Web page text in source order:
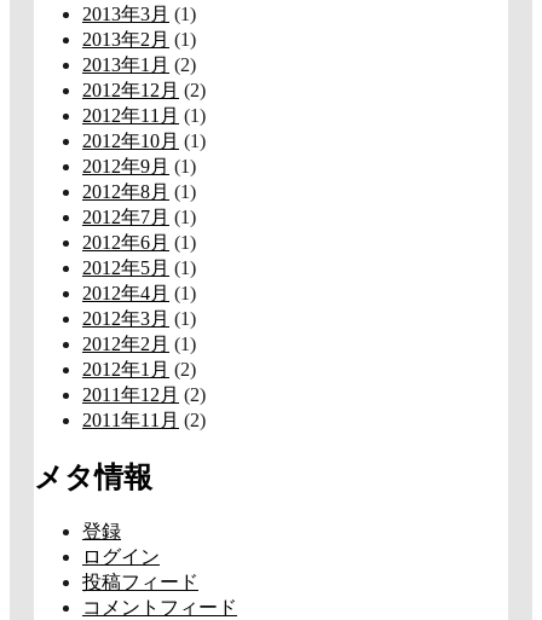
2013年3月 (1)
2013年2月 (1)
2013年1月 (2)
2012年12月 (2)
2012年11月 (1)
2012年10月 (1)
2012年9月 (1)
2012年8月 (1)
2012年7月 (1)
2012年6月 (1)
2012年5月 (1)
2012年4月 (1)
2012年3月 (1)
2012年2月 (1)
2012年1月 (2)
2011年12月 (2)
2011年11月 (2)
メタ情報
登録
ログイン
投稿フィード
コメントフィード